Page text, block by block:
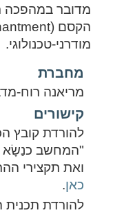
מדובר במהפכה
מודרני-טכנולוגי.
מחברת
מריאנה רוח-
קישורים
להורדת קובץ
"המחשב כנַשָׂא
ואת תקצירי
כאן.
להורדת תכנית